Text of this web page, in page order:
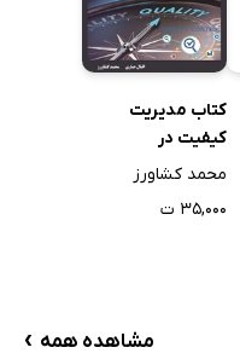
کتاب مدیریت
کیفیت در
سازمان‌های
محمد کشاورز
۳۵,۰۰۰ ت
مشاهده همه ›